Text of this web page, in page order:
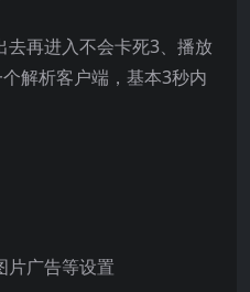
再进入不会卡死3、播放
解析客户端，基本3秒内
片广告等设置